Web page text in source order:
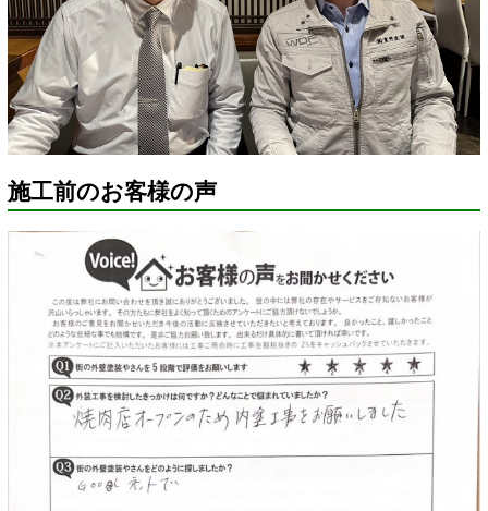
施工前のお客様の声